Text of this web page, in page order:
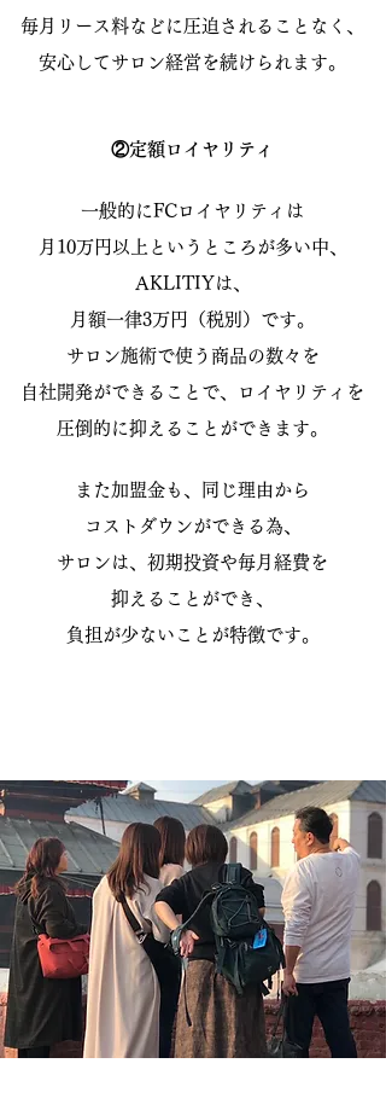
毎月リース料などに圧迫されることなく、
安心してサロン経営を続けられます。
②定額ロイヤリティ
一般的にFCロイヤリティは
月10万円以上というところが多い中、
AKLITIYは、
月額一律3万円（税別）です。
サロン施術で使う商品の数々を
自社開発ができることで、
ロイヤリティを
圧倒的に抑えることができます。
また加盟金も、同じ理由から
コストダウンができる為、
サロンは、初期投資や毎月経費を
抑えることができ、
負担が少ないことが特徴です。